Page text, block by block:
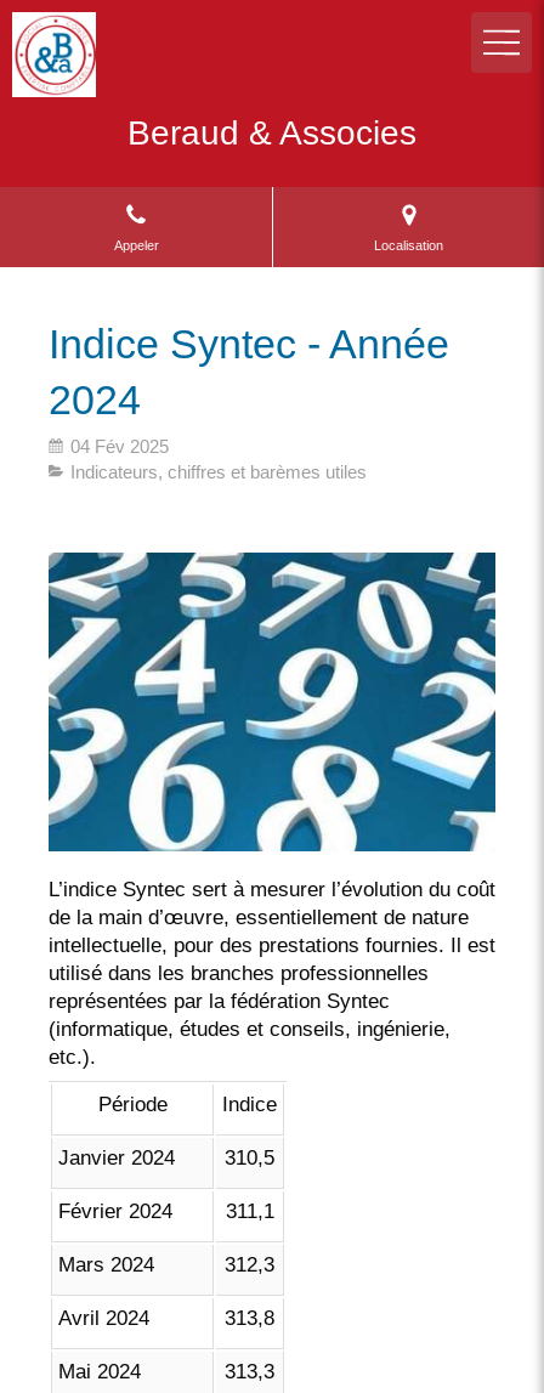
Beraud & Associes
Appeler Localisation
Indice Syntec - Année
2024
04 Fév 2025
Indicateurs, chiffres et barèmes utiles
L’indice Syntec sert à mesurer l’évolution du coût
de la main d’œuvre, essentiellement de nature
intellectuelle, pour des prestations fournies. Il est
utilisé dans les branches professionnelles
représentées par la fédération Syntec
(informatique, études et conseils, ingénierie,
etc.).
Période Indice
Janvier 2024 310,5
Février 2024 311,1
Mars 2024 312,3
Avril 2024 313,8
Mai 2024 313,3